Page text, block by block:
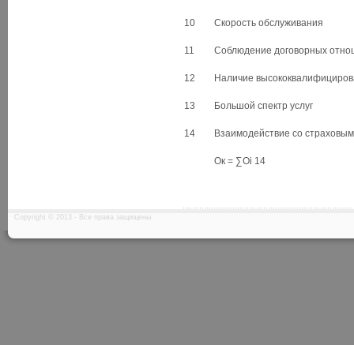
10 Скорость обслуживания
11 Соблюдение договорных
12 Наличие
13 Большой спектр услуг
14 Взаимодействие со
Ок = ∑Оi 14
Copyright © 2013 - Все права защищены